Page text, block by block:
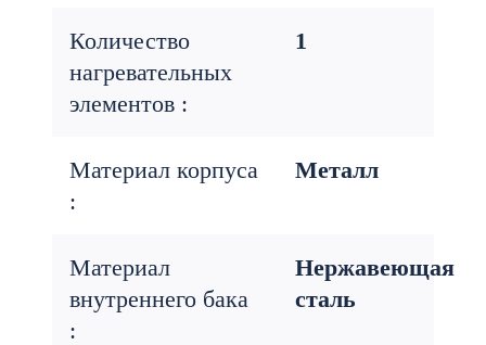
Количество
нагревательных
элементов :
1
Материал корпуса
:
Металл
Материал
внутреннего бака
:
Нержавеющая
сталь